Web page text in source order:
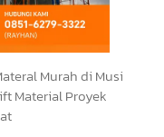
Murah di Musi
Material Proyek